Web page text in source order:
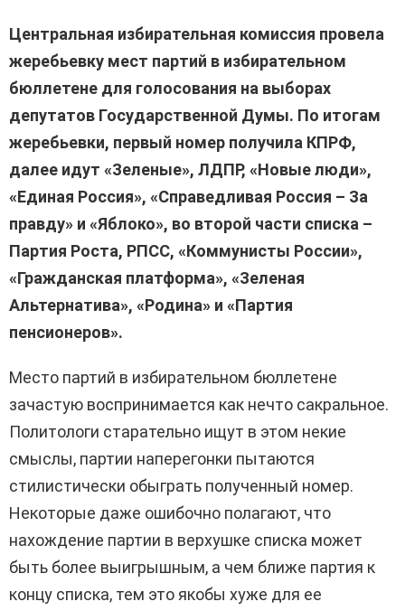
Центральная избирательная комиссия провела
жеребьевку мест партий в избирательном
бюллетене для голосования на выборах
депутатов Государственной Думы. По итогам
жеребьевки, первый номер получила КПРФ,
далее идут «Зеленые», ЛДПР, «Новые люди»,
«Единая Россия», «Справедливая Россия – За
правду» и «Яблоко», во второй части списка –
Партия Роста, РПСС, «Коммунисты России»,
«Гражданская платформа», «Зеленая
Альтернатива», «Родина» и «Партия
пенсионеров».
Место партий в избирательном бюллетене
зачастую воспринимается как нечто сакральное.
Политологи старательно ищут в этом некие
смыслы, партии наперегонки пытаются
стилистически обыграть полученный номер.
Некоторые даже ошибочно полагают, что
нахождение партии в верхушке списка может
быть более выигрышным, а чем ближе партия к
концу списка, тем это якобы хуже для ее